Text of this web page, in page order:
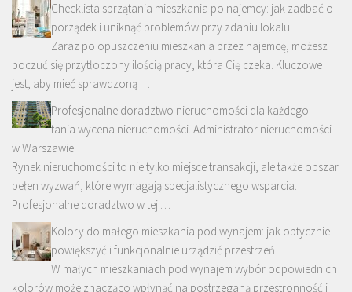
Checklista sprzątania mieszkania po najemcy: jak zadbać o
porządek i uniknąć problemów przy zdaniu lokalu
Zaraz po opuszczeniu mieszkania przez najemcę, możesz
poczuć się przytłoczony ilością pracy, która Cię czeka. Kluczowe
jest, aby mieć sprawdzoną …
Profesjonalne doradztwo nieruchomości dla każdego –
tania wycena nieruchomości. Administrator nieruchomości
w Warszawie
Rynek nieruchomości to nie tylko miejsce transakcji, ale także obszar
pełen wyzwań, które wymagają specjalistycznego wsparcia.
Profesjonalne doradztwo w tej …
Kolory do małego mieszkania pod wynajem: jak optycznie
powiększyć i funkcjonalnie urządzić przestrzeń
W małych mieszkaniach pod wynajem wybór odpowiednich
kolorów może znacząco wpłynąć na postrzeganą przestronność i